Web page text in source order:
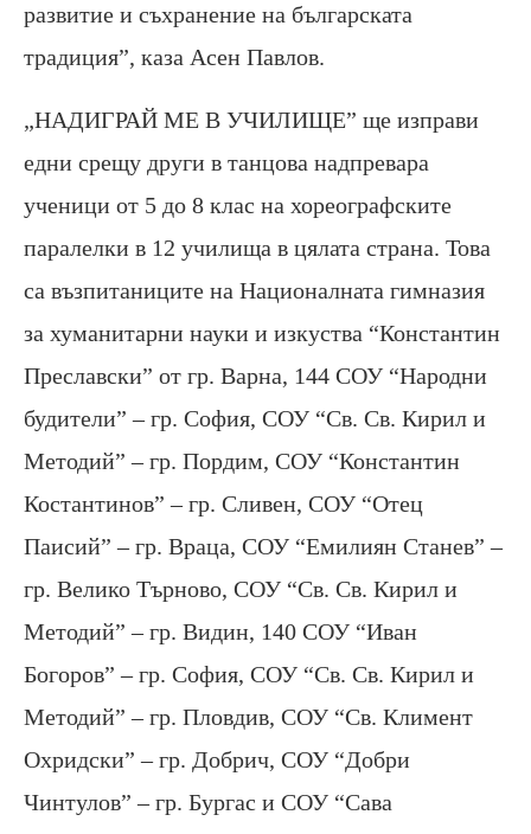
развитие и съхранение на българската
традиция”, каза Асен Павлов.
„НАДИГРАЙ МЕ В УЧИЛИЩЕ” ще изправи
едни срещу други в танцова надпревара
ученици от 5 до 8 клас на хореографските
паралелки в 12 училища в цялата страна. Това
са възпитаниците на Националната гимназия
за хуманитарни науки и изкуства “Константин
Преславски” от гр. Варна, 144 СОУ “Народни
будители” – гр. София, СОУ “Св. Св. Кирил и
Методий” – гр. Пордим, СОУ “Константин
Костантинов” – гр. Сливен, СОУ “Отец
Паисий” – гр. Враца, СОУ “Емилиян Станев” –
гр. Велико Търново, СОУ “Св. Св. Кирил и
Методий” – гр. Видин, 140 СОУ “Иван
Богоров” – гр. София, СОУ “Св. Св. Кирил и
Методий” – гр. Пловдив, СОУ “Св. Климент
Охридски” – гр. Добрич, СОУ “Добри
Чинтулов” – гр. Бургас и СОУ “Сава